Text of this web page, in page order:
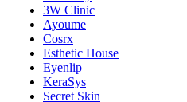
3W Clinic
Ayoume
Cosrx
Esthetic House
Eyenlip
KeraSys
Secret Skin